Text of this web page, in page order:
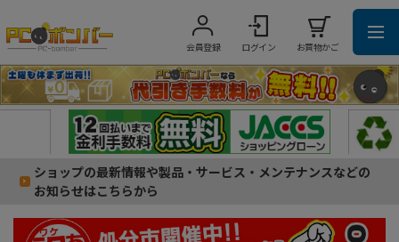
会員登録 ログイン お買物かご
ショップの最新情報や製品・サービス・メンテナンスなどの
お知らせはこちらから